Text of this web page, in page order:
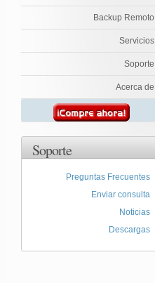
Backup Remoto
Servicios
Soporte
Acerca de
Soporte
Preguntas Frecuentes
Enviar consulta
Noticias
Descargas